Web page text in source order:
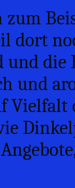
zum
dort
und die
und
Vielfalt